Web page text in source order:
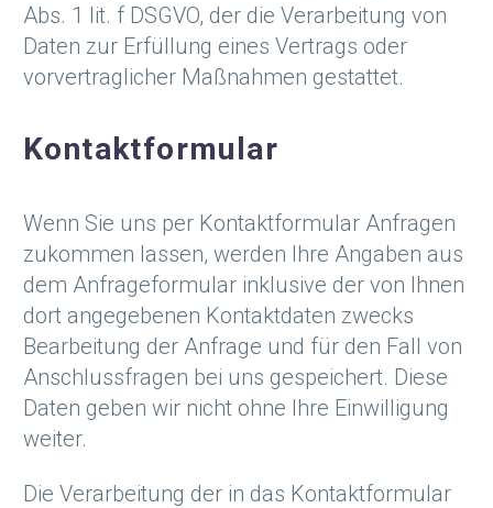
Abs. 1 lit. f DSGVO, der die Verarbeitung von
Daten zur Erfüllung eines Vertrags oder
vorvertraglicher Maßnahmen gestattet.
Kontaktformular
Wenn Sie uns per Kontaktformular Anfragen
zukommen lassen, werden Ihre Angaben aus
dem Anfrageformular inklusive der von Ihnen
dort angegebenen Kontaktdaten zwecks
Bearbeitung der Anfrage und für den Fall von
Anschlussfragen bei uns gespeichert. Diese
Daten geben wir nicht ohne Ihre Einwilligung
weiter.
Die Verarbeitung der in das Kontaktformular